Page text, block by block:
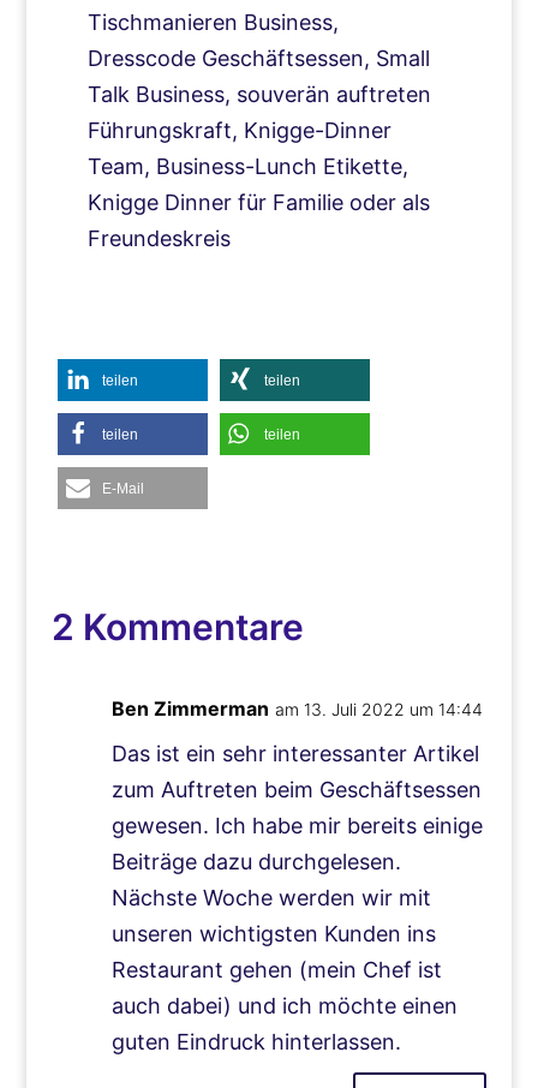
Tischmanieren Business,
Dresscode Geschäftsessen, Small
Talk Business, souverän auftreten
Führungskraft, Knigge-Dinner
Team, Business-Lunch Etikette,
Knigge Dinner für Familie oder als
Freundeskreis
teilen teilen
teilen teilen
E-Mail
2 Kommentare
Ben Zimmerman am 13. Juli 2022 um 14:44
Das ist ein sehr interessanter Artikel
zum Auftreten beim Geschäftsessen
gewesen. Ich habe mir bereits einige
Beiträge dazu durchgelesen.
Nächste Woche werden wir mit
unseren wichtigsten Kunden ins
Restaurant gehen (mein Chef ist
auch dabei) und ich möchte einen
guten Eindruck hinterlassen.